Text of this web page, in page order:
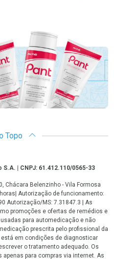
Topo
S.A. | CNPJ: 61.412.110/0565-33
Chácara Belenzinho - Vila Formosa
Autorização de funcionamento:
Autorização/MS: 7.31847.3 | As
promoções e ofertas de remédios e
para automedicação e não
prescrita pelo profissional da
em condições de diagnosticar
o tratamento adequado. Os
para compras via internet. As